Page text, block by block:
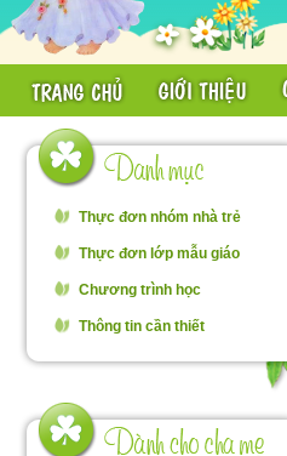
Thực đơn nhóm nhà trẻ
Thực đơn lớp mẫu giáo
Chương trình học
Thông tin cần thiết